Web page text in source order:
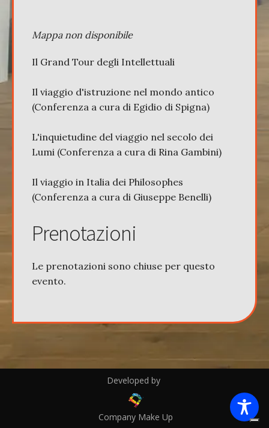
Mappa non disponibile
Il Grand Tour degli Intellettuali
Il viaggio d'istruzione nel mondo antico
(Conferenza a cura di Egidio di Spigna)
L'inquietudine del viaggio nel secolo dei
Lumi (Conferenza a cura di Rina Gambini)
Il viaggio in Italia dei Philosophes
(Conferenza a cura di Giuseppe Benelli)
Prenotazioni
Le prenotazioni sono chiuse per questo
evento.
Developed by
Company Make Up